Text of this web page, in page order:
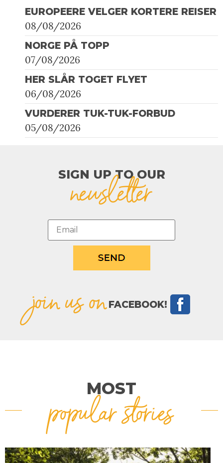
EUROPEERE VELGER KORTERE REISER
08/08/2026
NORGE PÅ TOPP
07/08/2026
HER SLÅR TOGET FLYET
06/08/2026
VURDERER TUK-TUK-FORBUD
05/08/2026
SIGN UP TO OUR​
newsletter
join us on FACEBOOK!
MOST
popular stories